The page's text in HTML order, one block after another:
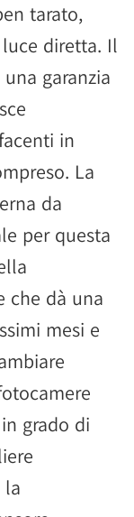
tarato,
diretta. Il
una garanzia
in
La
da
per questa
che dà una
mesi e
grado di
la